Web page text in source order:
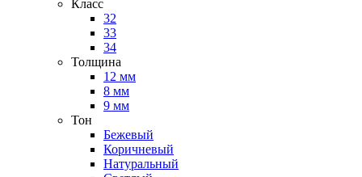
Класс
32
33
34
Толщина
12 мм
8 мм
9 мм
Тон
Бежевый
Коричневый
Натуральный